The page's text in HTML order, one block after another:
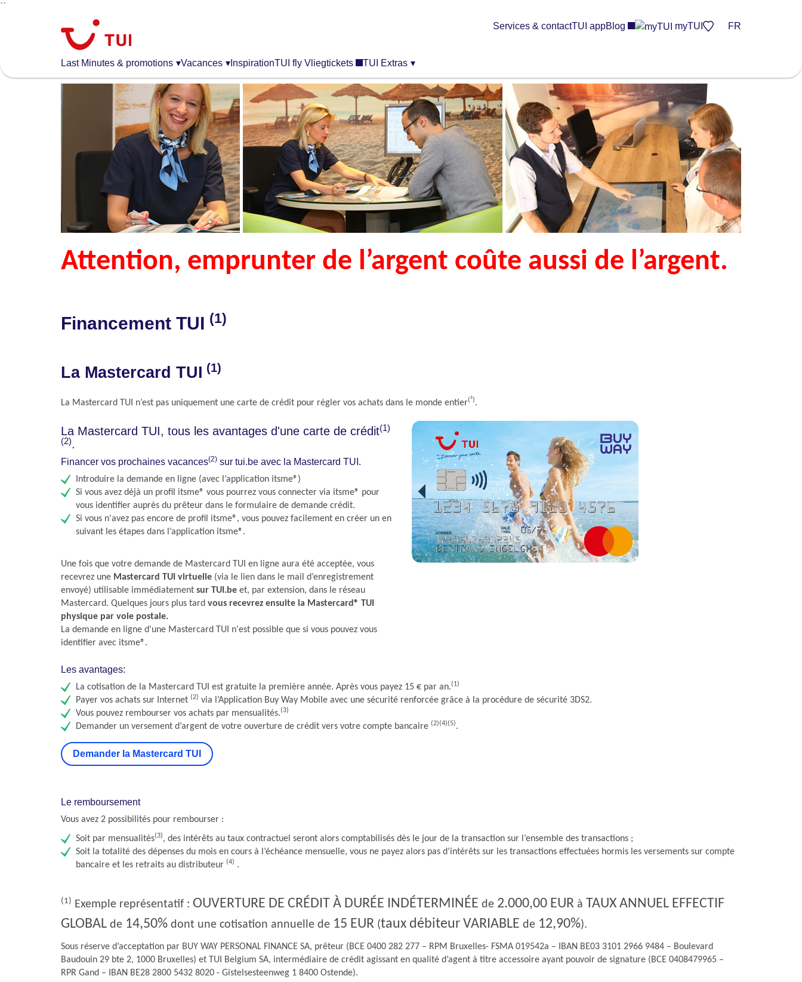
``
Last Minutes & promotions ▾Vacances ▾ InspirationTUI fly Vliegtickets TUI Extras ▾
Services & contactTUI appBlog myTUI FR
Attention, emprunter de l’argent coûte aussi de l’argent.
Financement TUI (1)
La Mastercard TUI (1)
La Mastercard TUI n’est pas uniquement une carte de crédit pour régler vos achats dans le monde entier(²).
La Mastercard TUI, tous les avantages d'une carte de crédit(1)
(2).
Financer vos prochaines vacances(2) sur tui.be avec la Mastercard TUI.
Introduire la demande en ligne (avec l’application itsme®)
Si vous avez déjà un profil itsme® vous pourrez vous connecter via itsme® pour
vous identifier auprès du prêteur dans le formulaire de demande crédit.
Si vous n'avez pas encore de profil itsme®, vous pouvez facilement en créer un en
suivant les étapes dans l’application itsme®.
Une fois que votre demande de Mastercard TUI en ligne aura été acceptée, vous
recevrez une Mastercard TUI virtuelle (via le lien dans le mail d’enregistrement
envoyé) utilisable immédiatement sur TUI.be et, par extension, dans le réseau
Mastercard. Quelques jours plus tard vous recevrez ensuite la Mastercard® TUI
physique par voie postale.
La demande en ligne d'une Mastercard TUI n'est possible que si vous pouvez vous
identifier avec itsme®.
Les avantages:
La cotisation de la Mastercard TUI est gratuite la première année. Après vous payez 15 € par an.(1)
Payer vos achats sur Internet (2) via l’Application Buy Way Mobile avec une sécurité renforcée grâce à la procédure de sécurité 3DS2.
Vous pouvez rembourser vos achats par mensualités.(3)
Demander un versement d’argent de votre ouverture de crédit vers votre compte bancaire (2)(4)(5).
Demander la Mastercard TUI
Le remboursement
Vous avez 2 possibilités pour rembourser :
Soit par mensualités(3), des intérêts au taux contractuel seront alors comptabilisés dès le jour de la transaction sur l’ensemble des transactions ;
Soit la totalité des dépenses du mois en cours à l’échéance mensuelle, vous ne payez alors pas d’intérêts sur les transactions effectuées hormis les versements sur compte
bancaire et les retraits au distributeur (4) .
(1) Exemple représentatif : OUVERTURE DE CRÉDIT À DURÉE INDÉTERMINÉE de 2.000,00 EUR à TAUX ANNUEL EFFECTIF
GLOBAL de 14,50% dont une cotisation annuelle de 15 EUR (taux débiteur VARIABLE de 12,90%).
Sous réserve d’acceptation par BUY WAY PERSONAL FINANCE SA, prêteur (BCE 0400 282 277 – RPM Bruxelles- FSMA 019542a – IBAN BE03 3101 2966 9484 – Boulevard
Baudouin 29 bte 2, 1000 Bruxelles) et TUI Belgium SA, intermédiaire de crédit agissant en qualité d’agent à titre accessoire ayant pouvoir de signature (BCE 0408479965 –
RPR Gand – IBAN BE28 2800 5432 8020 - Gistelsesteenweg 1 8400 Ostende).